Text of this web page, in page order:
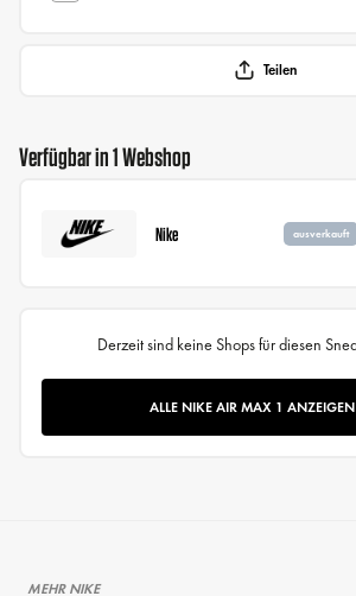
Teilen
Verfügbar in 1 Webshop
Nike ausverkauft
Derzeit sind keine Shops für diesen
ALLE NIKE AIR MAX 1 ANZEIGEN
MEHR NIKE